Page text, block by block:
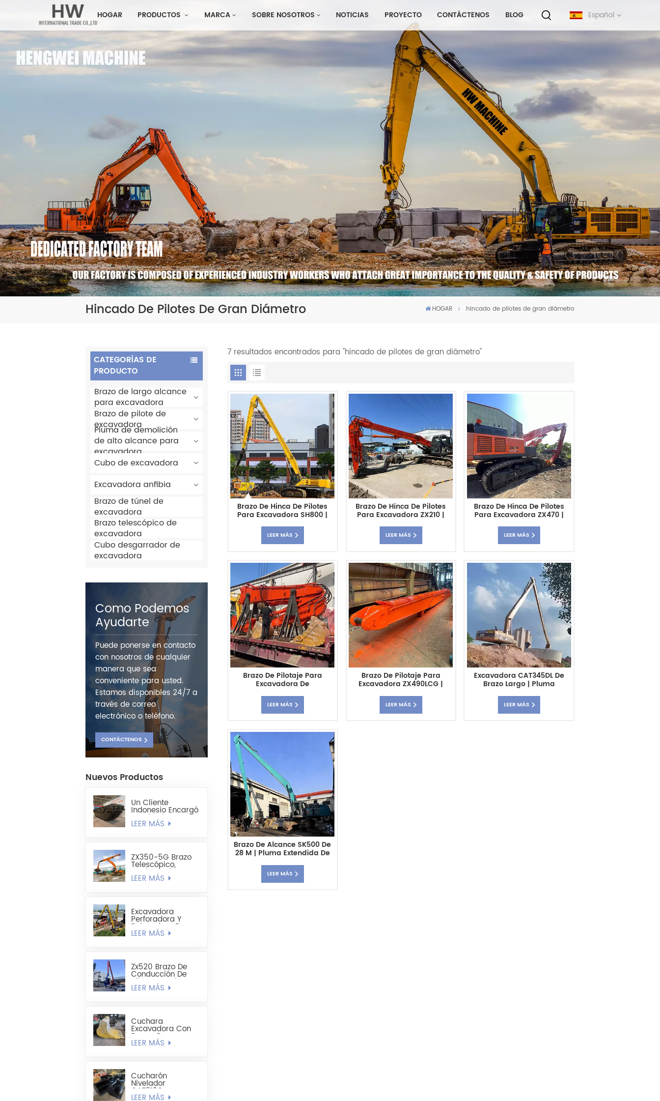
HOGAR PRODUCTOS MARCA SOBRE NOSOTROS NOTICIAS PROYECTO CONTÁCTENOS BLOG Español
français
русский
español
português
Hincado De Pilotes De Gran Diámetro HOGAR hincado de pilotes de gran diámetro
CATEGORÍAS DE
PRODUCTO
Brazo de largo alcance
para excavadora
Brazo de pilote de
excavadora
Pluma de demolición
de alto alcance para
excavadora
Cubo de excavadora
Excavadora anfibia
Brazo de túnel de
excavadora
Brazo telescópico de
excavadora
Cubo desgarrador de
excavadora
Como Podemos
Ayudarte
Puede ponerse en contacto
con nosotros de cualquier
manera que sea
conveniente para usted.
Estamos disponibles 24/7 a
través de correo
electrónico o teléfono.
CONTÁCTENOS
Nuevos Productos
Un Cliente
Indonesio Encargó
Un Chasis De
Excavadora
LEER MÁS
ZX350-5G Brazo
Telescópico,
Cuchara Tipo
Concha Liviana De
LEER MÁS
Excavadora
Perforadora Y
Retenedora De
Pilotes De Chapa
LEER MÁS
Zx520 Brazo De
Conducción De
Pilotes De Chapa
De Acero En
LEER MÁS
Cuchara
Excavadora Con
Forma De
Cucharón
LEER MÁS
Cucharón
Nivelador
CAT312C
CAT320DL De 1200
LEER MÁS
7 resultados encontrados para "hincado de pilotes de gran diámetro"
Brazo De Hinca De Pilotes
Para Excavadora SH800 |
Personalizada De Alta
Resistencia
LEER MÁS
Brazo De Hinca De Pilotes
Para Excavadora ZX210 |
Hinca De Pilotes
Personalizado
LEER MÁS
Brazo De Hinca De Pilotes
Para Excavadora ZX470 |
Personalizada Y De Alta
Resistencia
LEER MÁS
Brazo De Pilotaje Para
Excavadora De
De Hinca De Pilotes De
Conexión Rápida
LEER MÁS
Brazo De Pilotaje Para
Excavadora ZX490LCG |
Pesado Con Centro De
Gravedad Bajo
LEER MÁS
Excavadora CAT345DL De
Brazo Largo | Pluma
Resistencia Para
Excavaciones Profundas
LEER MÁS
Brazo De Alcance SK500 De
28 M | Pluma Extendida De
Excavadoras
LEER MÁS